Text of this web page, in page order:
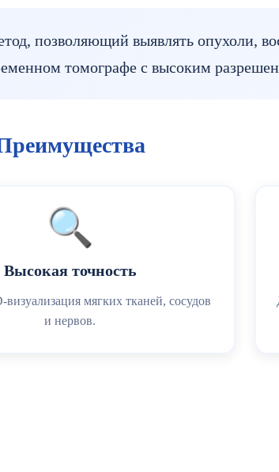
позволяющий выявлять опухоли,
томографе с высоким
🔍
Высокая точность
визуализация мягких тканей, сосудов
и нервов.